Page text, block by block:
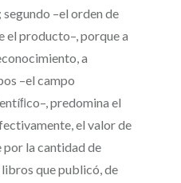
–el orden de
el producto–, porque a
a
–el campo
predomina el
el valor de
por la cantidad de
que publicó, de